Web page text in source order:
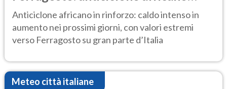
ancora protagonista
Anticiclone africano in rinforzo: caldo intenso in
aumento nei prossimi giorni, con valori estremi
verso Ferragosto su gran parte d’Italia
Meteo città italiane